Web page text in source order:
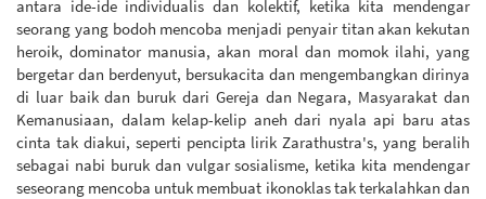
antara ide-ide individualis dan kolektif, ketika kita mendengar
seorang yang bodoh mencoba menjadi penyair titan akan kekutan
heroik, dominator manusia, akan moral dan momok ilahi, yang
bergetar dan berdenyut, bersukacita dan mengembangkan dirinya
di luar baik dan buruk dari Gereja dan Negara, Masyarakat dan
Kemanusiaan, dalam kelap-kelip aneh dari nyala api baru atas
cinta tak diakui, seperti pencipta lirik Zarathustra's, yang beralih
sebagai nabi buruk dan vulgar sosialisme, ketika kita mendengar
seseorang mencoba untuk membuat ikonoklas tak terkalahkan dan